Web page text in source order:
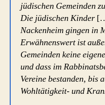
jüdischen Gemeinden
Die jüdischen Kinder
Nackenheim gingen in
Erwähnenswert ist
Gemeinden keine
und dass im
Vereine bestanden, bis
Wohltätigkeit- und